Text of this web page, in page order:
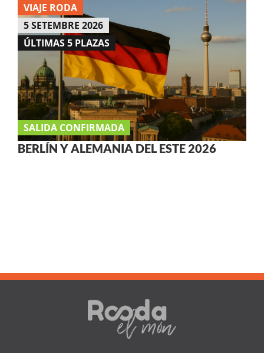
VIAJE RODA
ÚLTIMAS 5 PLAZAS
SALIDA CONFIRMADA
5 SETEMBRE 2026
BERLÍN Y ALEMANIA DEL ESTE 2026